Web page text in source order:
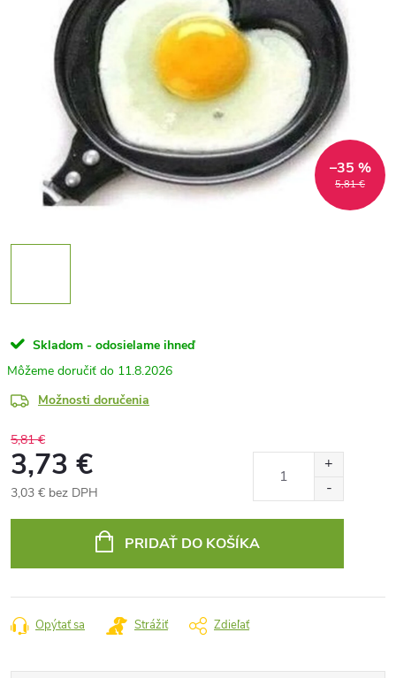
5,81 €
–35 %
Skladom - odosielame ihneď
11.8.2026
Možnosti doručenia
5,81 €
3,73 €
3,03 € bez DPH
PRIDAŤ DO KOŠÍKA
Opýtať sa Strážiť Zdieľať